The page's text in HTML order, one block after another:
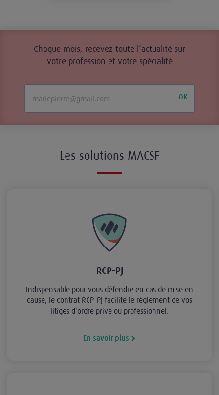
Chaque mois, recevez toute l’actualité sur
votre profession et votre spécialité
OK
Les solutions MACSF
RCP-PJ
Indispensable pour vous défendre en cas de mise en
cause, le contrat RCP-PJ facilite le règlement de vos
litiges d'ordre privé ou professionnel.
En savoir plus